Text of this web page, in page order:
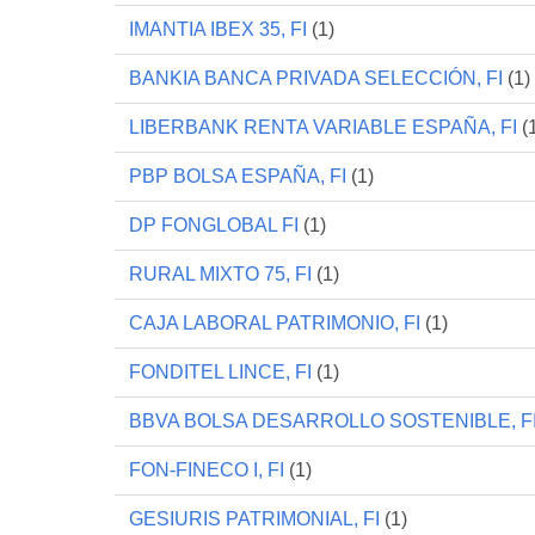
IMANTIA IBEX 35, FI (1)
BANKIA BANCA PRIVADA SELECCIÓN, FI (1)
LIBERBANK RENTA VARIABLE ESPAÑA, FI
PBP BOLSA ESPAÑA, FI (1)
DP FONGLOBAL FI (1)
RURAL MIXTO 75, FI (1)
CAJA LABORAL PATRIMONIO, FI (1)
FONDITEL LINCE, FI (1)
BBVA BOLSA DESARROLLO SOSTENIBLE, FI
FON-FINECO I, FI (1)
GESIURIS PATRIMONIAL, FI (1)